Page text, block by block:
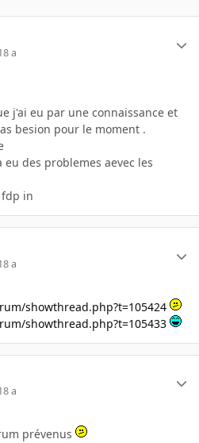
a
j'ai eu par une connaissance et
besion pour le moment .
des problemes aevec les
fdp in
a
showthread.php?t=105424
showthread.php?t=105433
a
prévenus